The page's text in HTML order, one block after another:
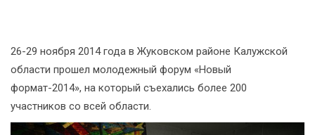
26-29 ноября 2014 года в Жуковском районе Калужской
области прошел молодежный форум «Новый
формат-2014», на который съехались более 200
участников со всей области.